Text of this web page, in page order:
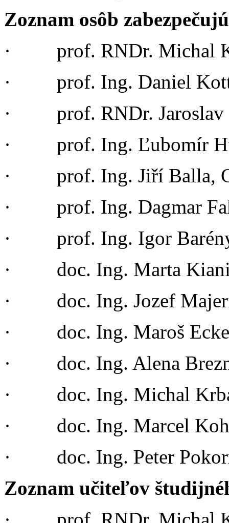
Zoznam osôb
· prof. RNDr. Michal
· prof. Ing. Daniel
· prof. RNDr. Jaroslav
· prof. Ing. Ľubomír
· prof. Ing. Jiří Balla,
· prof. Ing. Dagmar
· prof. Ing. Igor
· doc. Ing. Marta
· doc. Ing. Jozef
· doc. Ing. Maroš
· doc. Ing. Alena
· doc. Ing. Michal
· doc. Ing. Marcel
· doc. Ing. Peter
Zoznam učiteľov